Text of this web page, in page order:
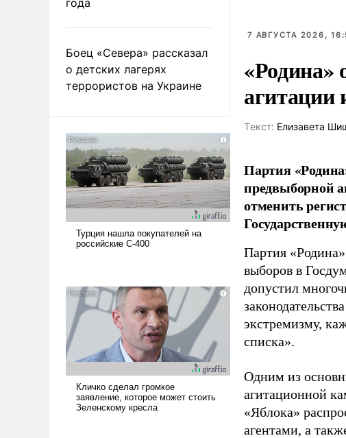
Боец «Севера» рассказал
о детских лагерях
террористов на Украине
7 АВГУСТА 2026,
«Родина»
Tекст: Елизавета
Партия
предвыборной
отменить
Партия
выборов в
допустил
экстремизму,
списка».
Одним из
агитационной
«Яблока»
агентами, а